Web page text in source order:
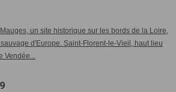
un site historique sur les bords de la Loire,
d'Europe. Saint-Florent-le-Vieil, haut lieu
Vendée...